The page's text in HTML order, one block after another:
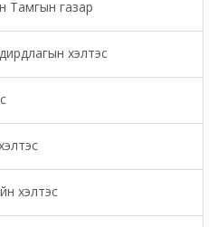
Тамгын газар
хэлтэс
хэлтэс